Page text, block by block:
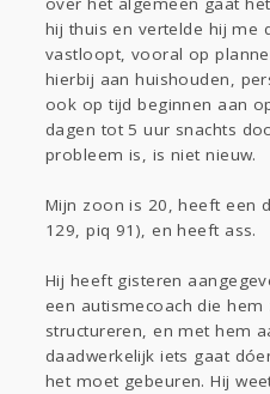
Sport Contact
Gevraagd
Lezen
hij thuis en vertelde hij me
vastloopt, vooral op
hierbij aan huishouden,
ook op tijd beginnen aan
dagen tot 5 uur snachts
probleem is, is niet nieuw.
Mijn zoon is 20, heeft een
129, piq 91), en heeft ass.
Hij heeft gisteren
een autismecoach die hem
structureren, en met hem
daadwerkelijk iets gaat
het moet gebeuren. Hij